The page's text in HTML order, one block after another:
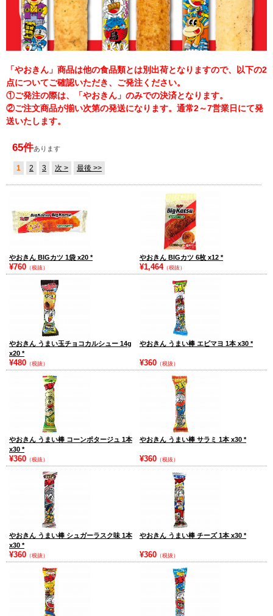
「やおきん」商品は他の食品類とは別出荷となりますので、以下の2
点についてご確認いただき、ご発注ください。
①ご発注の際は、「やおきん」のみでの決済となります。
②ご注文商品が揃い次第の発送になります。通常2～7営業日にて発
送いたします。
65件あります
1 2 3 次 > 最後 >>
やおきん BIGカツ 1袋 x20 *
¥760 （税抜）
やおきん BIGカツ 6枚 x12 *
¥1,464（税抜）
やおきん うまい玉チョコカルシュー 14g
x20 *
¥480 （税抜）
やおきん うまい棒 エビマヨ 1本 x30 *
¥360 （税抜）
やおきん うまい棒 コーンポタージュ 1本
x30 *
¥360 （税抜）
やおきん うまい棒 サラミ 1本 x30 *
¥360 （税抜）
やおきん うまい棒 シュガーラスク味 1本
x30 *
¥360 （税抜）
やおきん うまい棒 チーズ 1本 x30 *
¥360 （税抜）